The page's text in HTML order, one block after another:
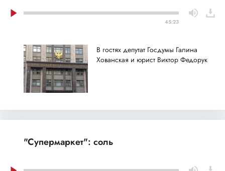
45:23
В гостях депутат Госдумы Галина
Хованская и юрист Виктор Федорук
"Супермаркет": соль